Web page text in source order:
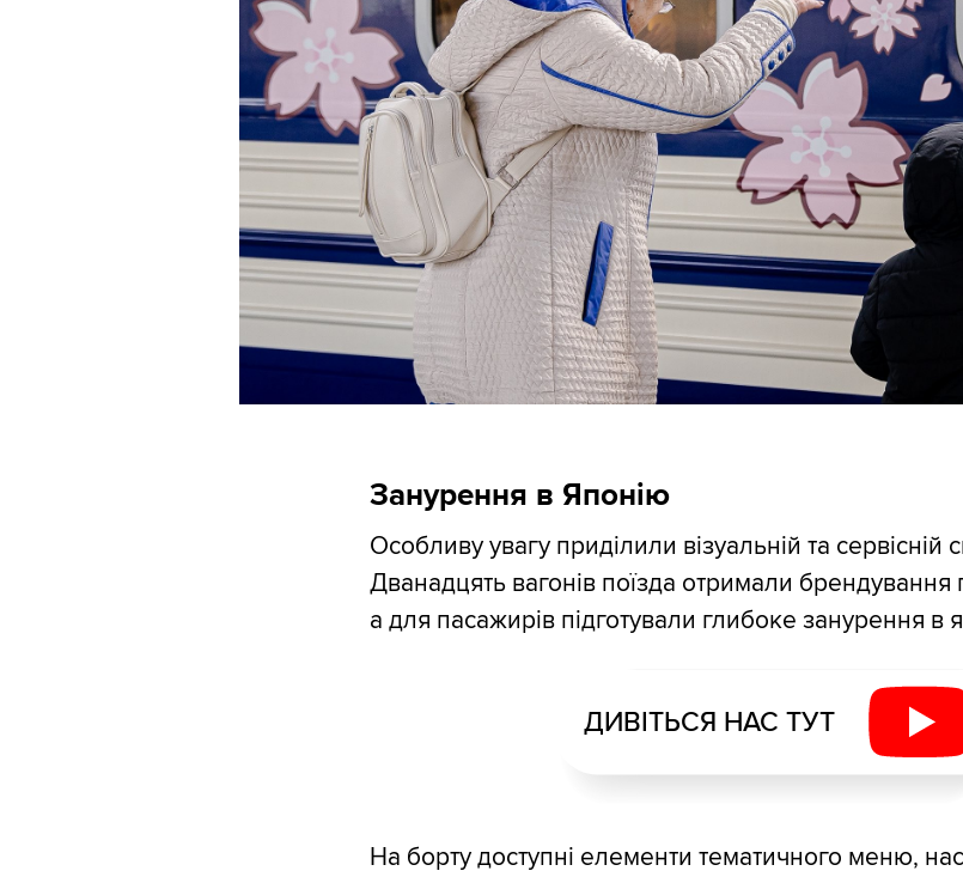
Занурення в Японію
Особливу увагу приділили візуальній та сервісній
Дванадцять вагонів поїзда отримали
а для пасажирів підготували глибоке занурення в
ДИВІТЬСЯ НАС ТУТ
На борту доступні елементи тематичного меню,